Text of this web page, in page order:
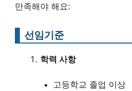
만족해야 해요:
선임기준
학력 사항
고등학교 졸업 이상